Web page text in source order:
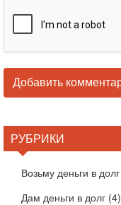
РУБРИКИ
Возьму деньги в долг
Дам деньги в долг (4)